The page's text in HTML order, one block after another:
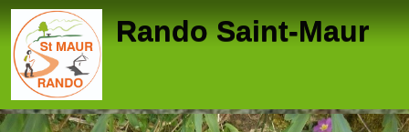
Rando Saint-Maur
Panneau de gestion des cookies